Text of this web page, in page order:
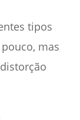
tipos
mas